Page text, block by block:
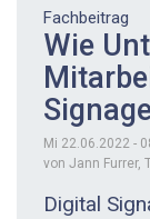
Fachbeitrag
Wie
Mi 22.06.2022 -
von Jann Furrer,
Digital